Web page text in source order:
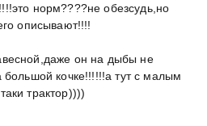
норм????не обезсудь,но
описывают!!!!
он на дыбы не
большой кочке!!!!!!а тут с малым
трактор))))